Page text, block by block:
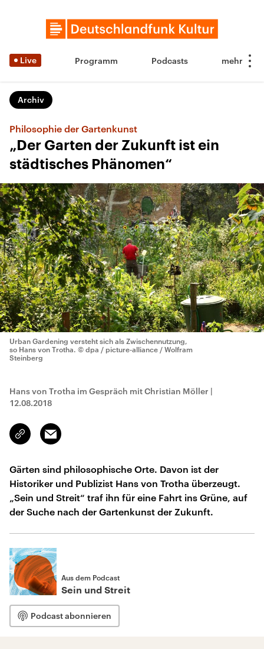
Live Programm Podcasts
Archiv
Philosophie der Gartenkunst
„Der Garten der Zukunft ist ein
städtisches Phänomen“
Urban Gardening versteht sich als Zwischennutzung,
so Hans von Trotha. © dpa / picture-alliance / Wolfram
Steinberg
Hans von Trotha im Gespräch mit Christian Möller |
12.08.2018
Link
kopieren/teilen
Email
Gärten sind philosophische Orte. Davon ist der
Historiker und Publizist Hans von Trotha überzeugt.
„Sein und Streit“ traf ihn für eine Fahrt ins Grüne, auf
der Suche nach der Gartenkunst der Zukunft.
Aus dem Podcast
Sein und Streit
Podcast abonnieren